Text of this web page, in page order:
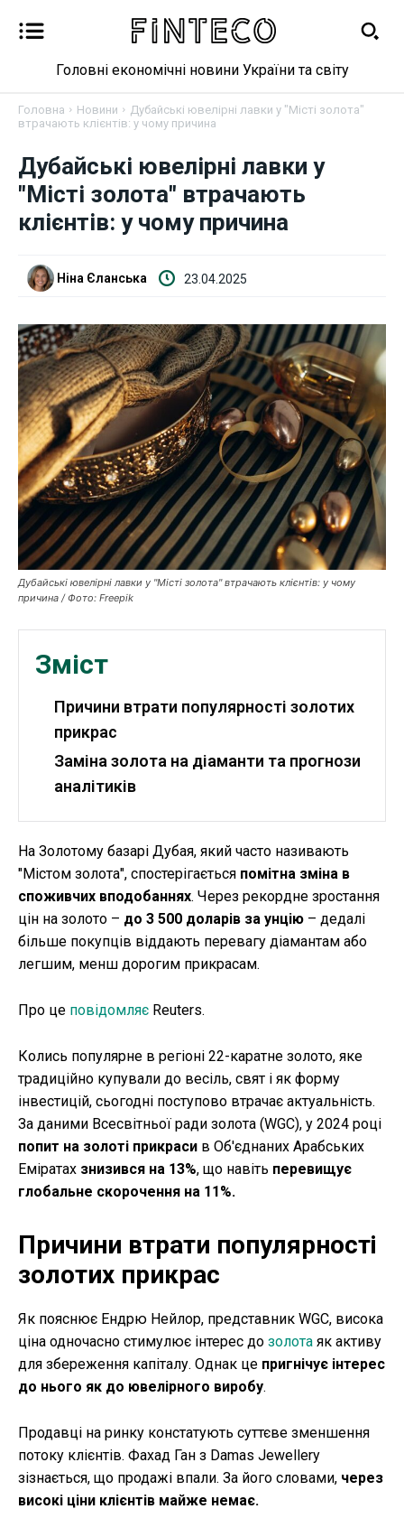
Новини
Бізнес
Криптовалюта
Робота і освіта
Публікації
ФОП
Курс валют
Ми в соц. мережах
Головні економічні новини України та світу
Головна Новини
Дубайські ювелірні лавки у "Місті золота"
втрачають клієнтів: у чому причина
Дубайські ювелірні лавки у
"Місті золота" втрачають
клієнтів: у чому причина
Ніна Єланська 23.04.2025
Дубайські ювелірні лавки у "Місті золота" втрачають клієнтів: у чому
причина / Фото: Freepik
Зміст
Причини втрати популярності золотих
прикрас
Заміна золота на діаманти та прогнози
аналітиків
На Золотому базарі Дубая, який часто називають
"Містом золота", спостерігається помітна зміна в
споживчих вподобаннях. Через рекордне зростання
цін на золото – до 3 500 доларів за унцію – дедалі
більше покупців віддають перевагу діамантам або
легшим, менш дорогим прикрасам.
Про це повідомляє Reuters.
Колись популярне в регіоні 22-каратне золото, яке
традиційно купували до весіль, свят і як форму
інвестицій, сьогодні поступово втрачає актуальність.
За даними Всесвітньої ради золота (WGC), у 2024 році
попит на золоті прикраси в Об'єднаних Арабських
Еміратах знизився на 13%, що навіть перевищує
глобальне скорочення на 11%.
Причини втрати популярності
золотих прикрас
Як пояснює Ендрю Нейлор, представник WGC, висока
ціна одночасно стимулює інтерес до золота як активу
для збереження капіталу. Однак це пригнічує інтерес
до нього як до ювелірного виробу.
Продавці на ринку констатують суттєве зменшення
потоку клієнтів. Фахад Ган з Damas Jewellery
зізнається, що продажі впали. За його словами, через
високі ціни клієнтів майже немає.